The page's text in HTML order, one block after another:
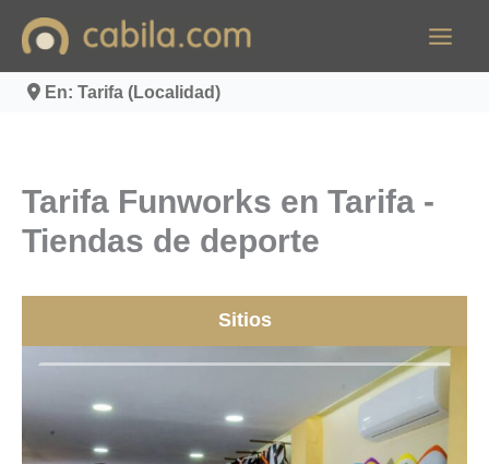
contenido
En: Tarifa (Localidad)
Tarifa Funworks en Tarifa -
Tiendas de deporte
Sitios